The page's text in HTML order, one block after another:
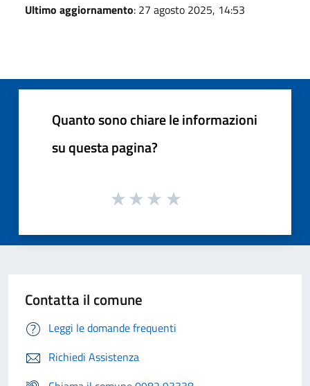
Ultimo aggiornamento: 27 agosto 2025, 14:53
Quanto sono chiare le informazioni
su questa pagina?
Contatta il comune
Leggi le domande frequenti
Richiedi Assistenza